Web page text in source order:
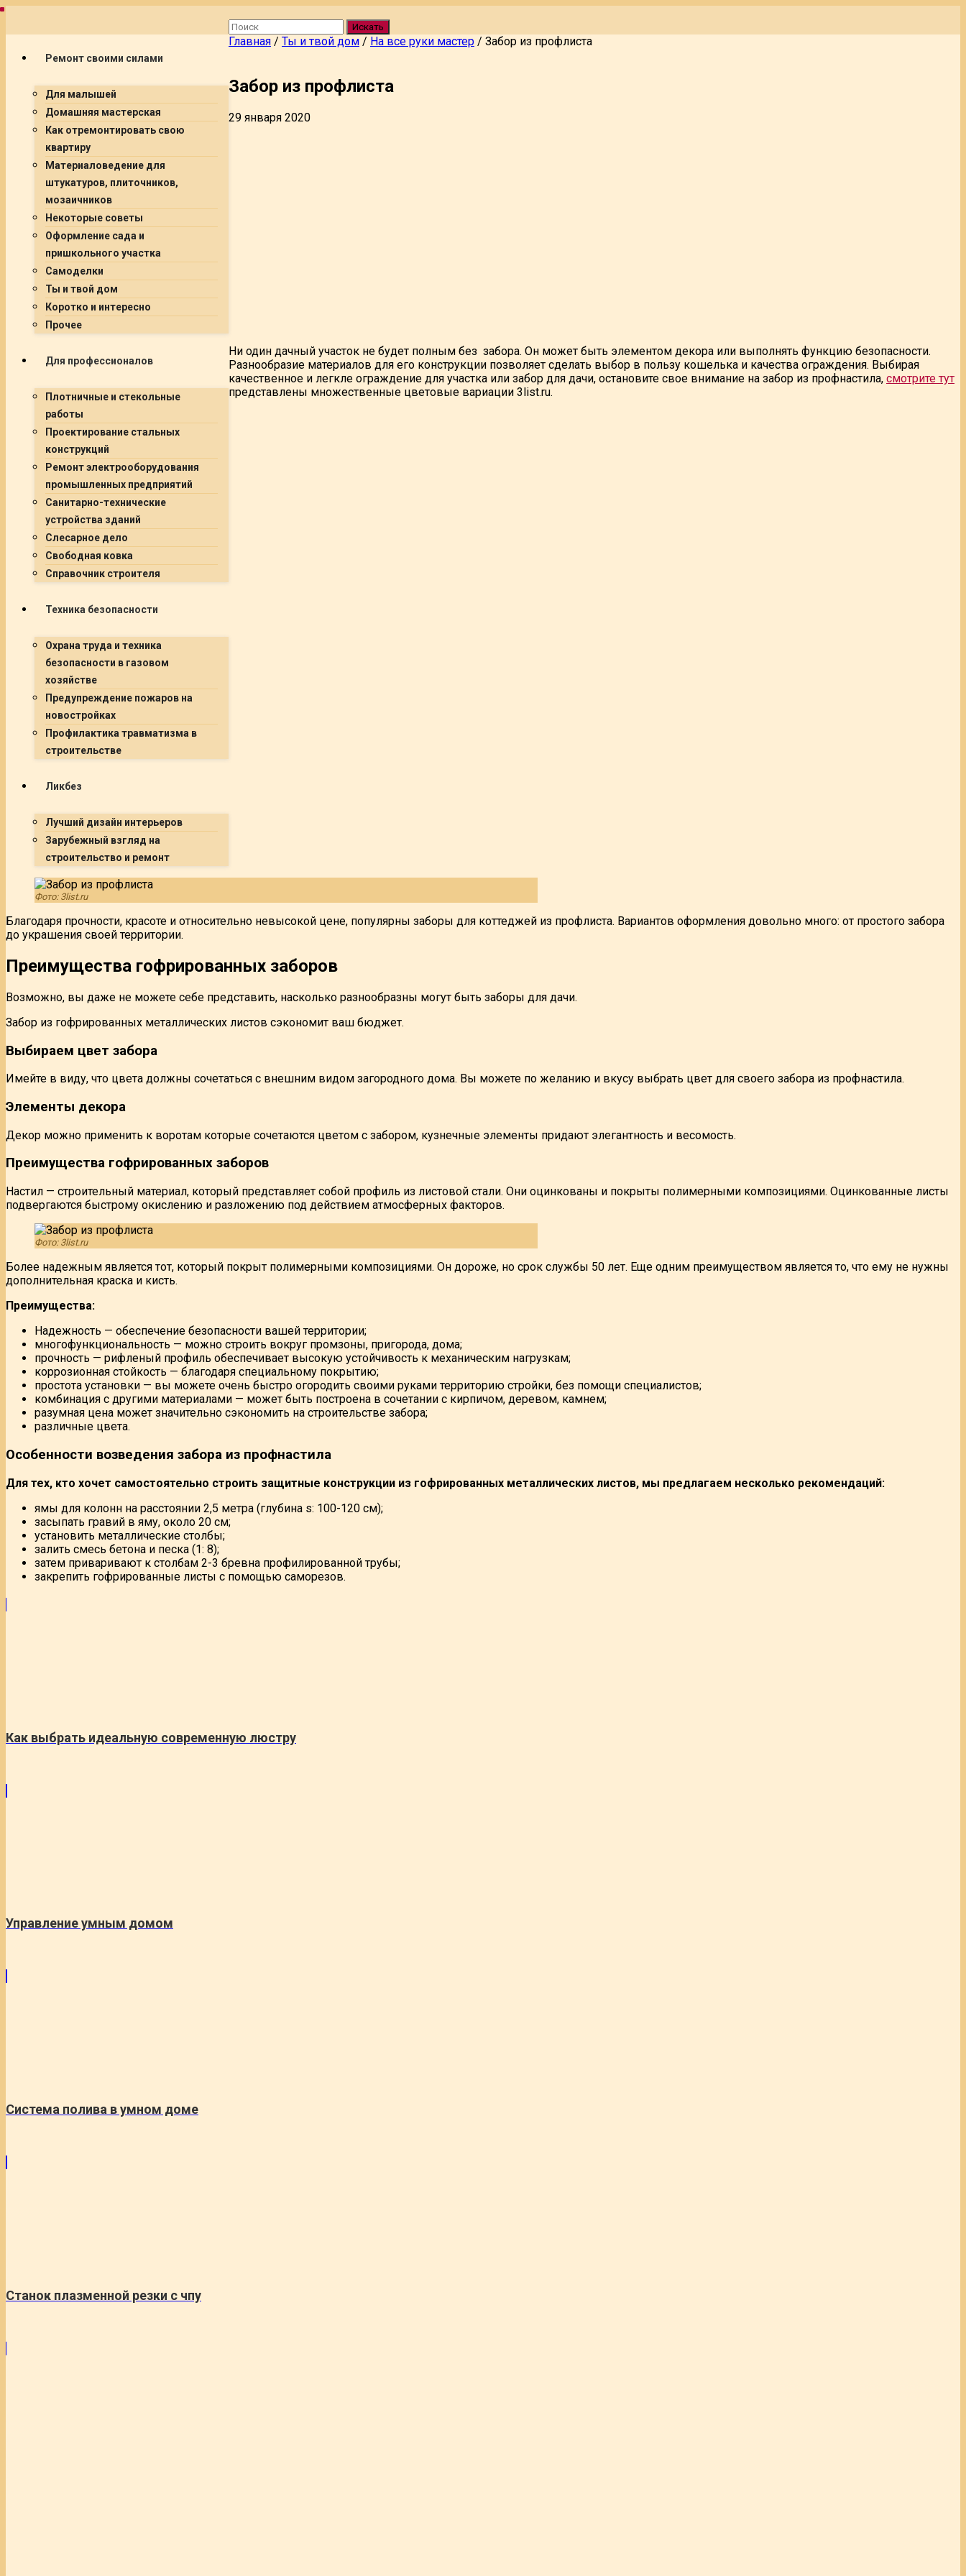
Ремонт своими силами
Для малышей
Домашняя мастерская
Как отремонтировать свою
квартиру
Материаловедение для
штукатуров, плиточников,
мозаичников
Некоторые советы
Оформление сада и
пришкольного участка
Самоделки
Ты и твой дом
Коротко и интересно
Прочее
Для профессионалов
Плотничные и стекольные
работы
Проектирование стальных
конструкций
Ремонт электрооборудования
промышленных предприятий
Санитарно-технические
устройства зданий
Слесарное дело
Свободная ковка
Справочник строителя
Техника безопасности
Охрана труда и техника
безопасности в газовом
хозяйстве
Предупреждение пожаров на
новостройках
Профилактика травматизма в
строительстве
Ликбез
Лучший дизайн интерьеров
Зарубежный взгляд на
строительство и ремонт
Искать
Главная / Ты и твой дом / На все руки мастер / Забор из профлиста
Забор из профлиста
29 января 2020
Ни один дачный участок не будет полным без забора. Он может быть элементом декора или выполнять функцию безопасности.
Разнообразие материалов для его конструкции позволяет сделать выбор в пользу кошелька и качества ограждения. Выбирая
качественное и легкле ограждение для участка или забор для дачи, остановите свое внимание на забор из профнастила, смотрите тут
представлены множественные цветовые вариации 3list.ru.
Фото: 3list.ru
Благодаря прочности, красоте и относительно невысокой цене, популярны заборы для коттеджей из профлиста. Вариантов оформления довольно много: от простого забора
до украшения своей территории.
Преимущества гофрированных заборов
Возможно, вы даже не можете себе представить, насколько разнообразны могут быть заборы для дачи.
Забор из гофрированных металлических листов сэкономит ваш бюджет.
Выбираем цвет забора
Имейте в виду, что цвета должны сочетаться с внешним видом загородного дома. Вы можете по желанию и вкусу выбрать цвет для своего забора из профнастила.
Элементы декора
Декор можно применить к воротам которые сочетаются цветом с забором, кузнечные элементы придают элегантность и весомость.
Преимущества гофрированных заборов
Настил — строительный материал, который представляет собой профиль из листовой стали. Они оцинкованы и покрыты полимерными композициями. Оцинкованные листы
подвергаются быстрому окислению и разложению под действием атмосферных факторов.
Фото: 3list.ru
Более надежным является тот, который покрыт полимерными композициями. Он дороже, но срок службы 50 лет. Еще одним преимуществом является то, что ему не нужны
дополнительная краска и кисть.
Преимущества:
Надежность — обеспечение безопасности вашей территории;
многофункциональность — можно строить вокруг промзоны, пригорода, дома;
прочность — рифленый профиль обеспечивает высокую устойчивость к механическим нагрузкам;
коррозионная стойкость — благодаря специальному покрытию;
простота установки — вы можете очень быстро огородить своими руками территорию стройки, без помощи специалистов;
комбинация с другими материалами — может быть построена в сочетании с кирпичом, деревом, камнем;
разумная цена может значительно сэкономить на строительстве забора;
различные цвета.
Особенности возведения забора из профнастила
Для тех, кто хочет самостоятельно строить защитные конструкции из гофрированных металлических листов, мы предлагаем несколько рекомендаций:
ямы для колонн на расстоянии 2,5 метра (глубина s: 100-120 см);
засыпать гравий в яму, около 20 см;
установить металлические столбы;
залить смесь бетона и песка (1: 8);
затем приваривают к столбам 2-3 бревна профилированной трубы;
закрепить гофрированные листы с помощью саморезов.
Как выбрать идеальную современную люстру
Управление умным домом
Система полива в умном доме
Станок плазменной резки с чпу